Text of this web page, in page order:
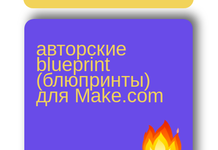
авторские
blueprint
(блюпринты)
для Make.com